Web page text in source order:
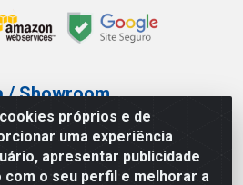
próprios e de
uma experiência
apresentar publicidade
o seu perfil e melhorar a
/ Showroom
(11) 3227-0546
597 - Pari - São Paulo/SP